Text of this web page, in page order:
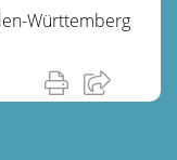
Württemberg